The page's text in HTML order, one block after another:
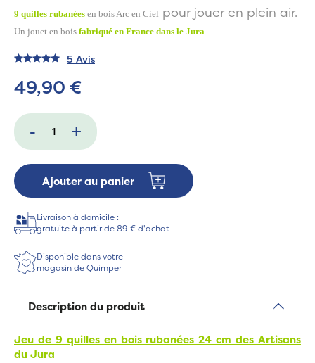
9 quilles rubanées en bois Arc en Ciel pour jouer en plein air.
Un jouet en bois fabriqué en France dans le Jura.
5 Avis
49,90 €
- +
Ajouter au panier
Livraison à domicile :
gratuite à partir de 89 € d'achat
Disponible dans votre
magasin de Quimper
Description du produit
Jeu de 9 quilles en bois rubanées 24 cm des Artisans
du Jura